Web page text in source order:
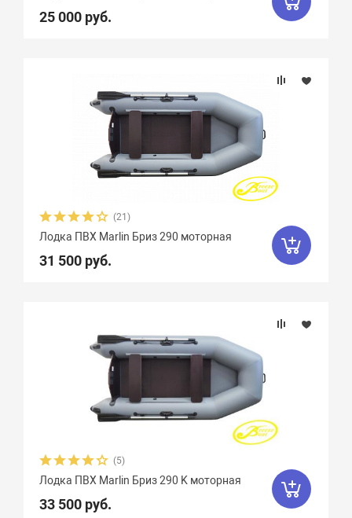
Тип швов
Максимальная мощность мотора, л.с.
Вес, кг
Материал
Фальшборт
25 000 руб.
(21)
Лодка ПВХ Marlin Бриз 290 моторная
31 500 руб.
(5)
Лодка ПВХ Marlin Бриз 290 K моторная
33 500 руб.